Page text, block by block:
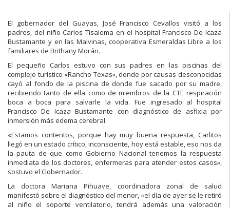
El gobernador del Guayas, José Francisco Cevallos visitó a los
padres, del niño Carlos Tisalema en el hospital Francisco De Icaza
Bustamante y en las Malvinas, cooperativa Esmeraldas Libre a los
familiares de Brithany Morán.
El pequeño Carlos estuvo con sus padres en las piscinas del
complejo turístico «Rancho Texas», donde por causas desconocidas
cayó al fondo de la piscina de donde fue sacado por su madre,
recibiendo tanto de ella como de miembros de la CTE respiración
boca a boca para salvarle la vida. Fue ingresado al hospital
Francisco De Icaza Bustamante con diagnóstico de asfixia por
inmersión más edema cerebral.
«Estamos contentos, porque hay muy buena respuesta, Carlitos
llegó en un estado crítico, inconsciente, hoy está estable, eso nos da
la pauta de que como Gobierno Nacional tenemos la respuesta
inmediata de los doctores, enfermeras para atender estos casos»,
sostuvo el Gobernador.
La doctora Mariana Pihuave, coordinadora zonal de salud
manifestó sobre el diagnóstico del menor, «el día de ayer se le retiró
al niño el soporte ventilatorio, tendrá además una valoración